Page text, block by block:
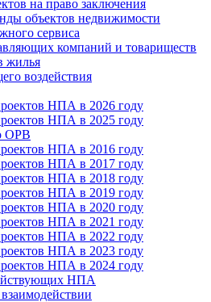
на право заключения
объектов недвижимости
сервиса
компаний и товариществ
жилья
воздействия
НПА в 2026 году
НПА в 2025 году
ОРВ
НПА в 2016 году
НПА в 2017 году
НПА в 2018 году
НПА в 2019 году
НПА в 2020 году
НПА в 2021 году
НПА в 2022 году
НПА в 2023 году
НПА в 2024 году
НПА